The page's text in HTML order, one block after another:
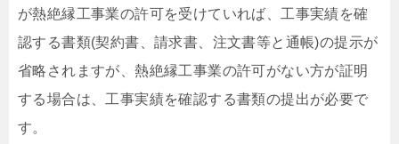
が熱絶縁工事業の許可を受けていれば、工事実績を確
認する書類(契約書、請求書、注文書等と通帳)の提示が
省略されますが、熱絶縁工事業の許可がない方が証明
する場合は、工事実績を確認する書類の提出が必要で
す。